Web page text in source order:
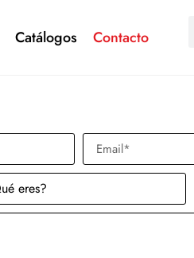
Catálogos Contacto